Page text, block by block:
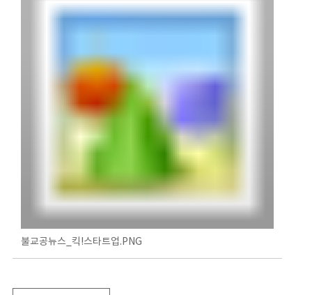
불교공뉴스_킥!스타트업.PNG